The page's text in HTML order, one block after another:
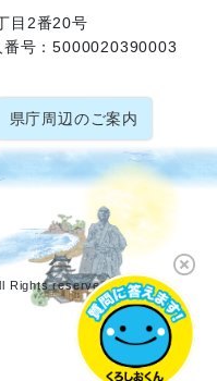
目2番20号
番号：5000020390003
県庁周辺のご案内
Rights reserved.